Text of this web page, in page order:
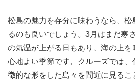
松島の魅力を存分に味わうなら、
るのも良いでしょう。3月はまだ寒
の気温が上がる日もあり、海の上
心地よい季節です。クルーズでは
徴的な形をした島々を間近に見る